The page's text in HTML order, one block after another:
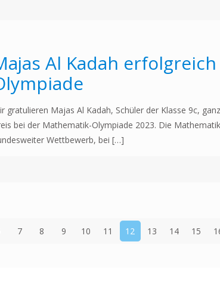
Al Kadah
gratulieren Majas Al Kadah, Schüler der Klasse 9c,
bei der Mathematik-Olympiade 2023. Die
Wettbewerb, bei […]
7 8 9 10 11 12 13 14 15